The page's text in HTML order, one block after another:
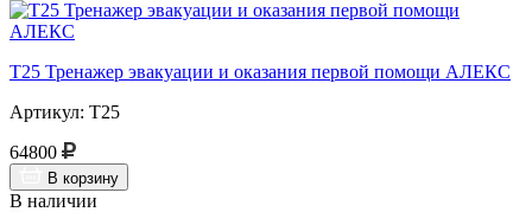
Т25 Тренажер эвакуации и оказания первой помощи АЛЕКС
Артикул: Т25
64800
В корзину
В наличии